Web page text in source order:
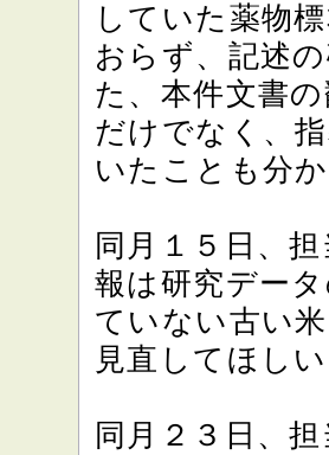
していた薬物
おらず、記述
た、本件文書
だけでなく、
いたことも分
同月１５日、
報は研究デー
ていない古い
見直してほし
同月２３日、